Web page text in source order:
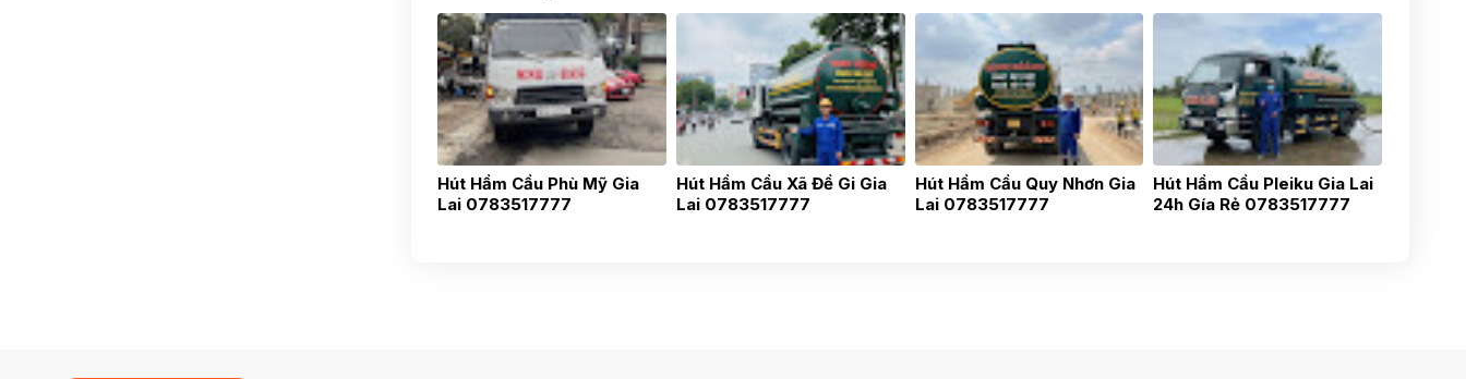
Hút Hầm Cầu Phù Mỹ Gia
Lai 0783517777
Hút Hầm Cầu Xã Đề Gi Gia
Lai 0783517777
Hút Hầm Cầu Quy Nhơn Gia
Lai 0783517777
Hút Hầm Cầu Pleiku Gia Lai
24h Gía Rẻ 0783517777